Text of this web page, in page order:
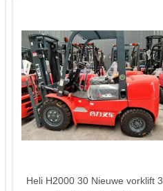
Heli H2000 30 Nieuwe vorklift 3